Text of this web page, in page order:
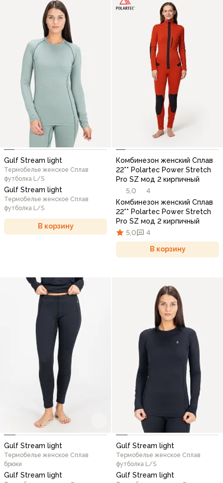
Gulf Stream light
Термобелье женское Сплав
футболка L/S
Gulf Stream light
Термобелье женское Сплав
футболка L/S
В корзину
Комбинезон женский Сплав
22** Polartec Power Stretch
Pro SZ мод 2 кирпичный
5,0
4
Комбинезон женский Сплав
22** Polartec Power Stretch
Pro SZ мод 2 кирпичный
5,0
4
В корзину
Gulf Stream light
Термобелье женское Сплав
брюки
Gulf Stream light
Gulf Stream light
Термобелье женское Сплав
футболка L/S
Gulf Stream light